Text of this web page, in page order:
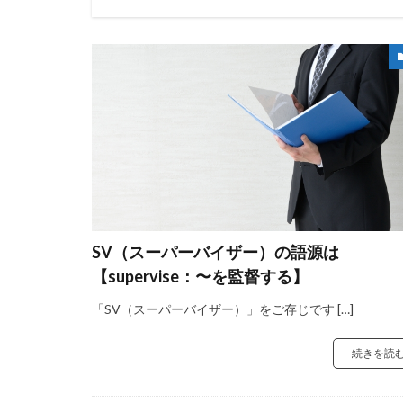
SV（スーパーバイザー）の語源は
【supervise：〜を監督する】
「SV（スーパーバイザー）」をご存じです […]
続きを読